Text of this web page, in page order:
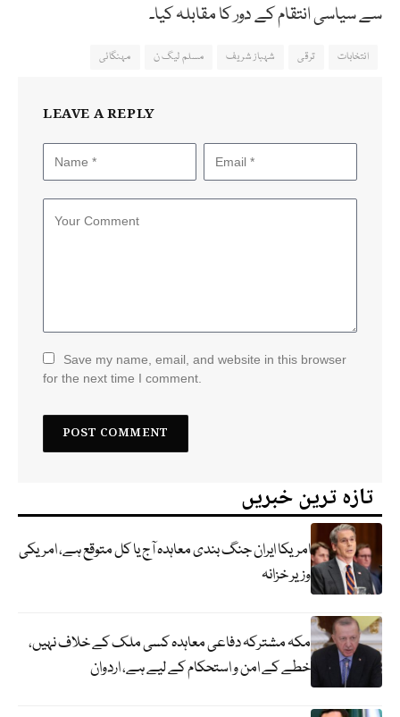
سے سیاسی انتقام کے دور کا مقابلہ کیا۔
انتخابات ترقی شہباز شریف مسلم لیگ ن مہنگائی
LEAVE A REPLY
Save my name, email, and website in this browser
for the next time I comment.
تازہ ترین خبریں
امریکا ایران جنگ بندی معاہدہ آج یا کل متوقع ہے، امریکی
وزیر خزانہ
مکہ مشترکہ دفاعی معاہدہ کسی ملک کے خلاف نہیں،
خطے کے امن و استحکام کے لیے ہے، اردوان